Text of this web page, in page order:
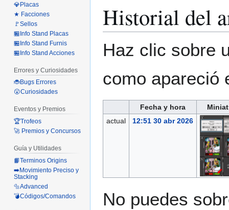
Historial del
Haz clic sobre
como apareció
Fecha y hora
actual
12:51 30 abr 2026
No puedes
💎Placas
★ Facciones
🚩Sellos
🏪Info Stand Placas
🏪Info Stand Furnis
🏪Info Stand Acciones
Errores y Curiosidades
🐞Bugs Errores
😮Curiosidades
Eventos y Premios
🏆Trofeos
🚀 Premios y Concursos
Guía y Utilidades
📙Terminos Origins
➡️Movimiento Preciso y
Stacking
🔩Advanced
💣Códigos/Comandos